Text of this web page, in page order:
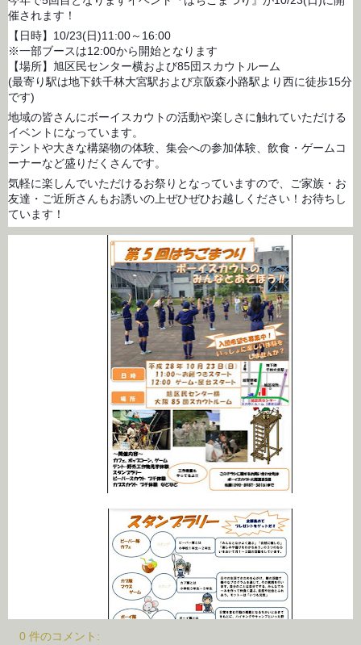
催されます！
【日時】10/23(日)11:00～16:00
※一部ブースは12:00から開始となります
【場所】旭区民センター横および85団スカウトルーム
(最寄り駅は地下鉄千林大宮駅および京阪森小路駅より西に徒歩15分
です)
地域の皆さんにボーイスカウトの活動や楽しさに触れていただける
イベントになっています。
テントや大きな構築物の体験、集会への参加体験、飲食・ゲームコ
ーナーなど盛りだくさんです。
気軽に楽しんでいただけるお祭りとなっていますので、ご家族・お
友達・ご近所さんもお誘いの上ぜひぜひお越しください！お待ちし
ています！
0 件のコメント: